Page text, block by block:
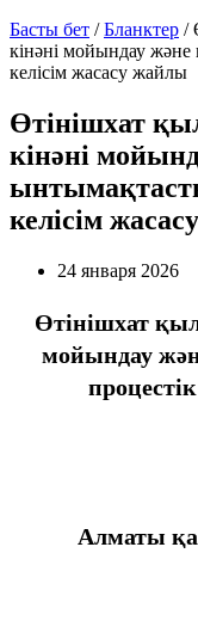
Басты бет /Бланктер /
кінәні мойындау
келісім жасасу жайлы
Өтінішхат
кінәні
келісім
24 января 2026
Өтінішхат
мойындау
Алматы